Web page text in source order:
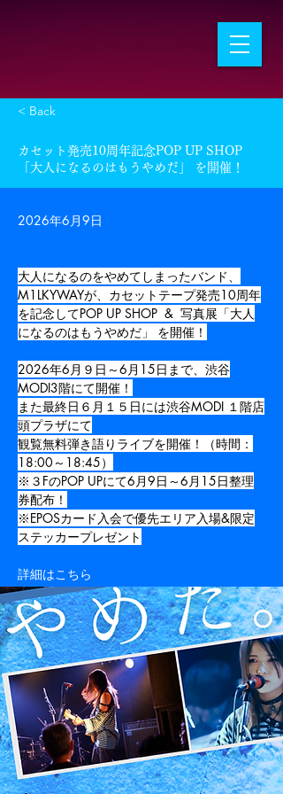
< Back
カセット発売10周年記念POP UP SHOP
「大人になるのはもうやめだ」 を開催！
2026年6月9日
大人になるのをやめてしまったバンド、
M1LKYWAYが、カセットテープ発売10周年
を記念してPOP UP SHOP  &  写真展「大人
になるのはもうやめだ」 を開催！
2026年6月９日～6月15日まで、渋谷
MODI3階にて開催！
また最終日６月１５日には渋谷MODI １階店
頭プラザにて
観覧無料弾き語りライブを開催！（時間：
18:00～18:45）
※３FのPOP UPにて6月9日～6月15日整理
券配布！
※EPOSカード入会で優先エリア入場&限定
ステッカープレゼント
詳細はこちら